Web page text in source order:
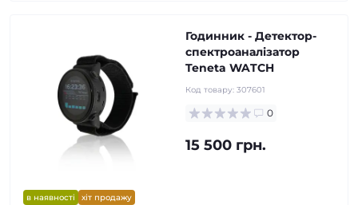
в наявності
хіт продажу
Годинник - Детектор-
спектроаналізатор
Teneta WATCH
Код товару: 307601
0
15 500 грн.